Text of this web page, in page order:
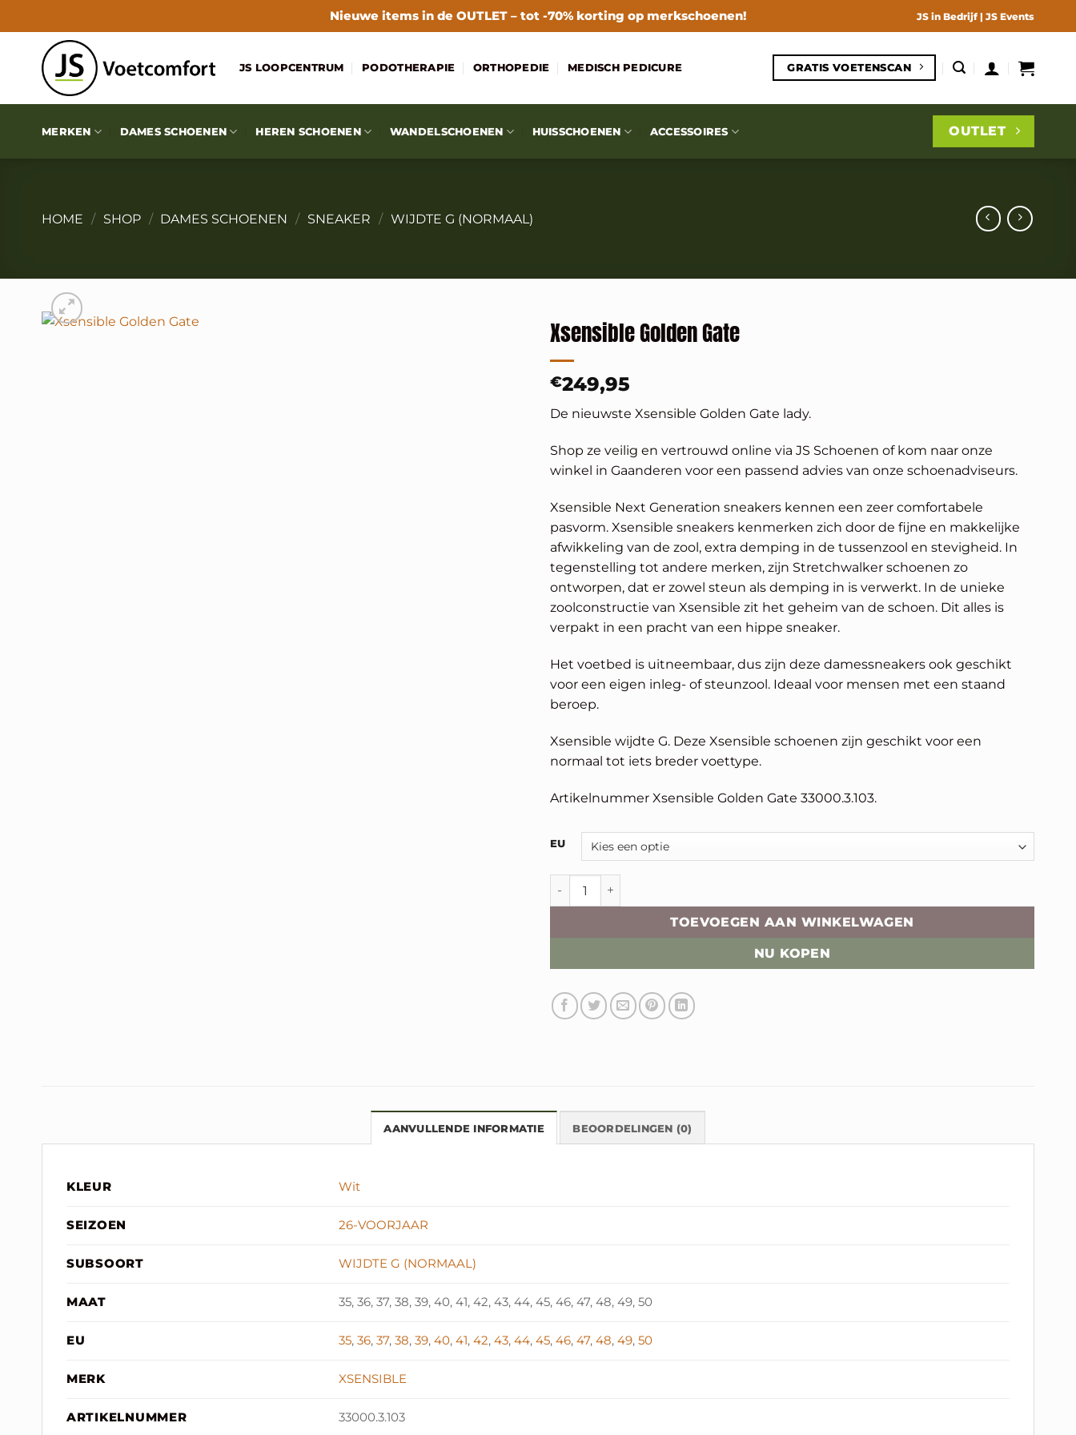
naar
Nieuwe items in de OUTLET– tot -70% korting op merkschoenen! JS in Bedrijf | JS Events
JS LOOPCENTRUM PODOTHERAPIE ORTHOPEDIE MEDISCH PEDICURE GRATIS VOETENSCAN
MERKEN DAMES SCHOENEN HEREN SCHOENEN WANDELSCHOENEN HUISSCHOENEN ACCESSOIRES OUTLET
HOME / SHOP / DAMES SCHOENEN / SNEAKER / WIJDTE G (NORMAAL)
Xsensible Golden Gate
€249,95
De nieuwste Xsensible Golden Gate lady.
Shop ze veilig en vertrouwd online via JS Schoenen of kom naar onze
winkel in Gaanderen voor een passend advies van onze schoenadviseurs.
Xsensible Next Generation sneakers kennen een zeer comfortabele
pasvorm. Xsensible sneakers kenmerken zich door de fijne en makkelijke
afwikkeling van de zool, extra demping in de tussenzool en stevigheid. In
tegenstelling tot andere merken, zijn Stretchwalker schoenen zo
ontworpen, dat er zowel steun als demping in is verwerkt. In de unieke
zoolconstructie van Xsensible zit het geheim van de schoen. Dit alles is
verpakt in een pracht van een hippe sneaker.
Het voetbed is uitneembaar, dus zijn deze damessneakers ook geschikt
voor een eigen inleg- of steunzool. Ideaal voor mensen met een staand
beroep.
Xsensible wijdte G. Deze Xsensible schoenen zijn geschikt voor een
normaal tot iets breder voettype.
Artikelnummer Xsensible Golden Gate 33000.3.103.
EU
TOEVOEGEN AAN WINKELWAGEN
NU KOPEN
Alternative:
AANVULLENDE INFORMATIE BEOORDELINGEN (0)
KLEUR Wit
SEIZOEN 26-VOORJAAR
SUBSOORT WIJDTE G (NORMAAL)
MAAT 35, 36, 37, 38, 39, 40, 41, 42, 43, 44, 45, 46, 47, 48, 49, 50
EU 35,36,37,38,39,40,41,42,43,44,45,46,47,48,49,50
MERK XSENSIBLE
ARTIKELNUMMER 33000.3.103